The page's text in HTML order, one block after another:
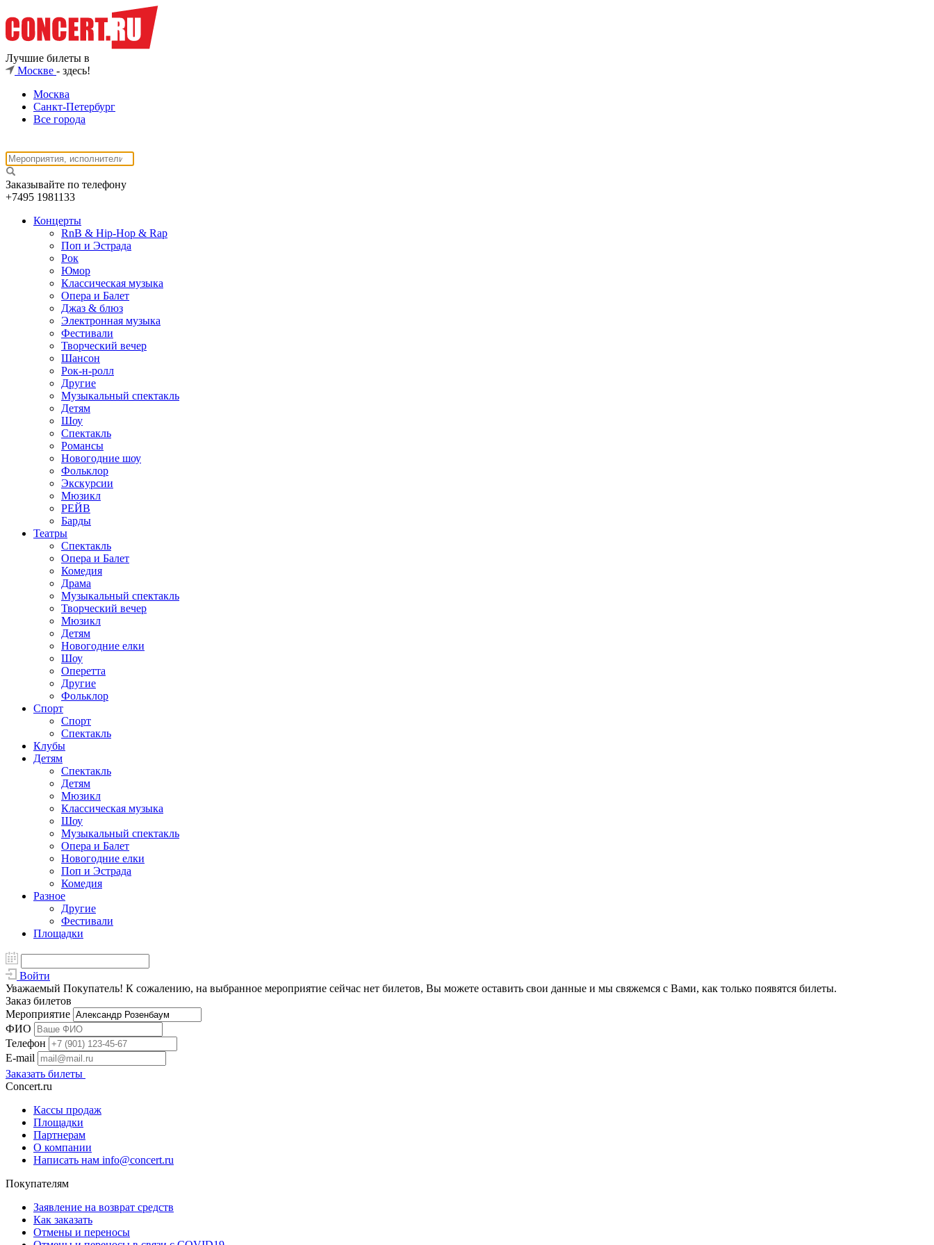
Лучшие билеты в
Москве - здесь!
Москва
Санкт-Петербург
Все города
Заказывайте по телефону
+7495 1981133
Концерты
RnB & Hip-Hop & Rap
Поп и Эстрада
Рок
Юмор
Классическая музыка
Опера и Балет
Джаз & блюз
Электронная музыка
Фестивали
Творческий вечер
Шансон
Рок-н-ролл
Другие
Музыкальный спектакль
Детям
Шоу
Спектакль
Романсы
Новогодние шоу
Фольклор
Экскурсии
Мюзикл
РЕЙВ
Барды
Театры
Спектакль
Опера и Балет
Комедия
Драма
Музыкальный спектакль
Творческий вечер
Мюзикл
Детям
Новогодние елки
Шоу
Оперетта
Другие
Фольклор
Спорт
Спорт
Спектакль
Клубы
Детям
Спектакль
Детям
Мюзикл
Классическая музыка
Шоу
Музыкальный спектакль
Опера и Балет
Новогодние елки
Поп и Эстрада
Комедия
Разное
Другие
Фестивали
Площадки
Войти
Уважаемый Покупатель! К сожалению, на выбранное мероприятие сейчас нет билетов, Вы можете оставить свои данные и мы свяжемся с Вами, как только появятся билеты.
Заказ билетов
Мероприятие
ФИО
Телефон
E-mail
Заказать билеты
Concert.ru
Кассы продаж
Площадки
Партнерам
О компании
Написать нам info@concert.ru
Покупателям
Заявление на возврат средств
Как заказать
Отмены и переносы